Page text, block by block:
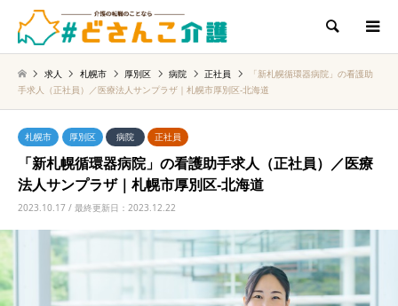
検索
求人 札幌市 厚別区 病院 正社員
「新札幌循環器病院」の看護助
手求人（正社員）／医療法人サンプラザ｜札幌市厚別区‐北海道
札幌市 厚別区 病院 正社員
「新札幌循環器病院」の看護助手求人（正社員）／医療
法人サンプラザ｜札幌市厚別区‐北海道
2023.10.17 / 最終更新日：2023.12.22